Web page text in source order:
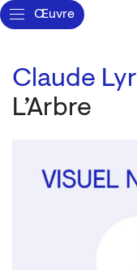
Œuvre
Claude Lyr
L’Arbre